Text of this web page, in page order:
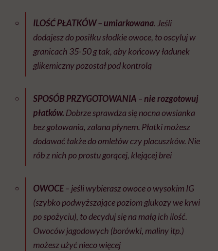
ILOŚĆ PŁATKÓW– umiarkowana. Jeśli
dodajesz do posiłku słodkie owoce, to oscyluj w
granicach 35-50 g tak, aby końcowy ładunek
glikemiczny pozostał pod kontrolą
SPOSÓB PRZYGOTOWANIA –nie rozgotowuj
płatków. Dobrze sprawdza się nocna owsianka
bez gotowania, zalana płynem. Płatki możesz
dodawać także do omletów czy placuszków. Nie
rób z nich po prostu gorącej, klejącej brei
OWOCE– jeśli wybierasz owoce o wysokim IG
(szybko podwyższające poziom glukozy we krwi
po spożyciu), to decyduj się na małą ich ilość.
Owoców jagodowych (borówki, maliny itp.)
możesz użyć nieco więcej